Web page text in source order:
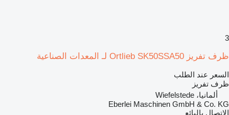
3
ظرف تفريز Ortlieb SK50SSA50 لـ المعدات الصناعية
السعر عند الطلب
ظرف تفريز
ألمانيا، Wiefelstede
Eberlei Maschinen GmbH & Co. KG
الاتصال بالبائع